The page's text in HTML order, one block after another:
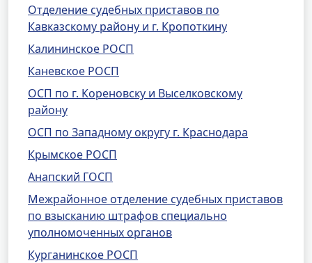
Отделение судебных приставов по
Кавказскому району и г. Кропоткину
Калининское РОСП
Каневское РОСП
ОСП по г. Кореновску и Выселковскому
району
ОСП по Западному округу г. Краснодара
Крымское РОСП
Анапский ГОСП
Межрайонное отделение судебных приставов
по взысканию штрафов специально
уполномоченных органов
Курганинское РОСП